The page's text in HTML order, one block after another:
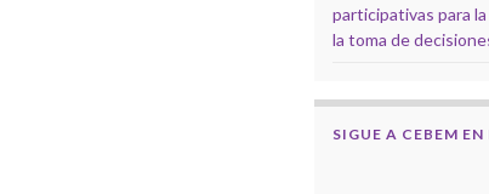
participativas para
la toma de
SIGUE A CEBEM